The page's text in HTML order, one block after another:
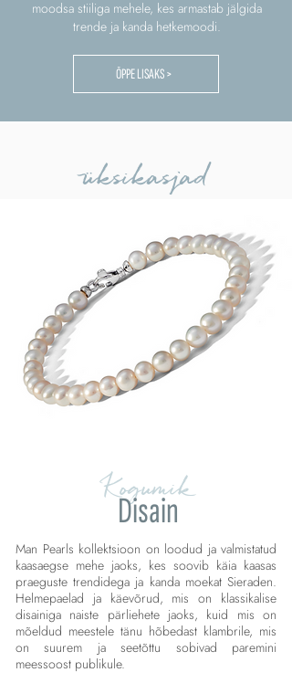
moodsa stiiliga mehele, kes armastab jälgida
trende ja kanda hetkemoodi.
ÕPPE LISAKS >
üksikasjad
Kogumik
Disain
Man Pearls kollektsioon on loodud ja valmistatud
kaasaegse mehe jaoks, kes soovib käia kaasas
praeguste trendidega ja kanda moekat Sieraden.
Helmepaelad ja käevõrud, mis on klassikalise
disainiga naiste pärliehete jaoks, kuid mis on
mõeldud meestele tänu hõbedast klambrile, mis
on suurem ja seetõttu sobivad paremini
meessoost publikule.